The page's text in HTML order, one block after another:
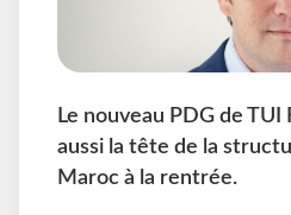
Le nouveau PDG de TUI
aussi la tête de la
Maroc à la rentrée.